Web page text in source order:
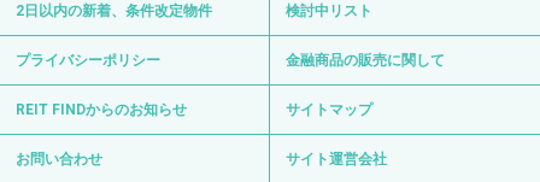
2日以内の新着、条件改定物件 検討中リスト
プライバシーポリシー 金融商品の販売に関して
REIT FINDからのお知らせ サイトマップ
お問い合わせ サイト運営会社